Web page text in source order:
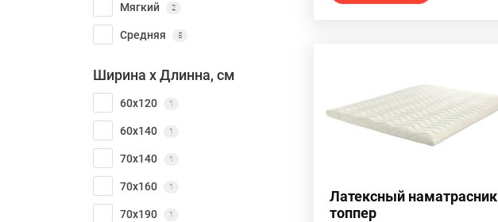
Мягкий 2
Средняя 5
Ширина х Длинна, см
60х120 1
60х140 1
70х140 1
70х160 1
70х190 1
Латексный наматрасник
топпер